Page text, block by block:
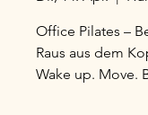
Office Pilates –
Raus aus dem
Wake up. Move.